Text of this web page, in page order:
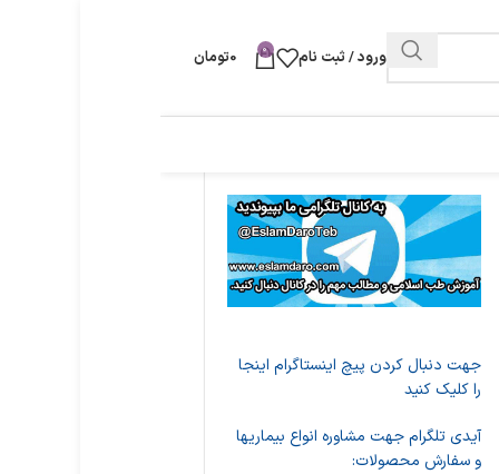
ورود / ثبت نام 0
0تومان
جهت دنبال کردن پیچ اینستاگرام اینجا
را کلیک کنید
آیدی تلگرام جهت مشاوره انواع بیماریها
و سفارش محصولات: